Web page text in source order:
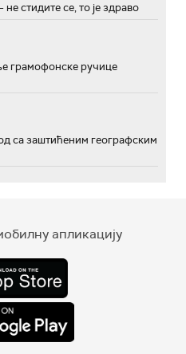
стидите се, то је здраво
грамофонске ручице
са заштићеним географским
апликацију